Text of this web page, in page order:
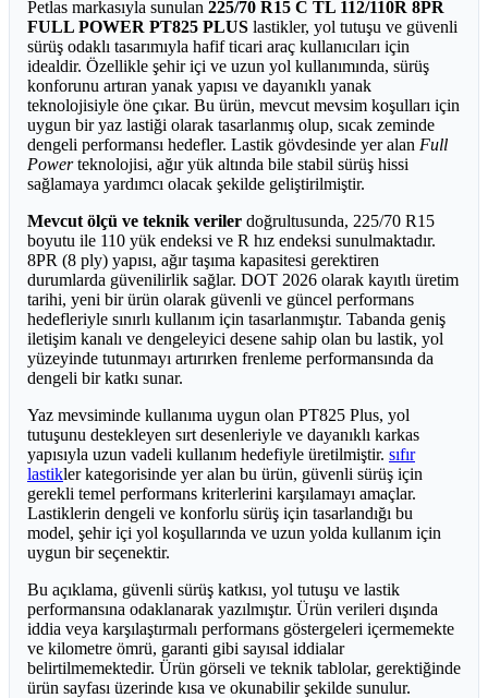
Petlas markasıyla sunulan 225/70 R15 C TL 112/110R 8PR
FULL POWER PT825 PLUS lastikler, yol tutuşu ve güvenli
sürüş odaklı tasarımıyla hafif ticari araç kullanıcıları için
idealdir. Özellikle şehir içi ve uzun yol kullanımında, sürüş
konforunu artıran yanak yapısı ve dayanıklı yanak
teknolojisiyle öne çıkar. Bu ürün, mevcut mevsim koşulları için
uygun bir yaz lastiği olarak tasarlanmış olup, sıcak zeminde
dengeli performansı hedefler. Lastik gövdesinde yer alan Full
Powerteknolojisi, ağır yük altında bile stabil sürüş hissi
sağlamaya yardımcı olacak şekilde geliştirilmiştir.
Mevcut ölçü ve teknik veriler doğrultusunda, 225/70 R15
boyutu ile 110 yük endeksi ve R hız endeksi sunulmaktadır.
8PR (8 ply) yapısı, ağır taşıma kapasitesi gerektiren
durumlarda güvenilirlik sağlar. DOT 2026 olarak kayıtlı üretim
tarihi, yeni bir ürün olarak güvenli ve güncel performans
hedefleriyle sınırlı kullanım için tasarlanmıştır. Tabanda geniş
iletişim kanalı ve dengeleyici desene sahip olan bu lastik, yol
yüzeyinde tutunmayı artırırken frenleme performansında da
dengeli bir katkı sunar.
Yaz mevsiminde kullanıma uygun olan PT825 Plus, yol
tutuşunu destekleyen sırt desenleriyle ve dayanıklı karkas
yapısıyla uzun vadeli kullanım hedefiyle üretilmiştir. sıfır
lastikler kategorisinde yer alan bu ürün, güvenli sürüş için
gerekli temel performans kriterlerini karşılamayı amaçlar.
Lastiklerin dengeli ve konforlu sürüş için tasarlandığı bu
model, şehir içi yol koşullarında ve uzun yolda kullanım için
uygun bir seçenektir.
Bu açıklama, güvenli sürüş katkısı, yol tutuşu ve lastik
performansına odaklanarak yazılmıştır. Ürün verileri dışında
iddia veya karşılaştırmalı performans göstergeleri içermemekte
ve kilometre ömrü, garanti gibi sayısal iddialar
belirtilmemektedir. Ürün görseli ve teknik tablolar, gerektiğinde
ürün sayfası üzerinde kısa ve okunabilir şekilde sunulur.